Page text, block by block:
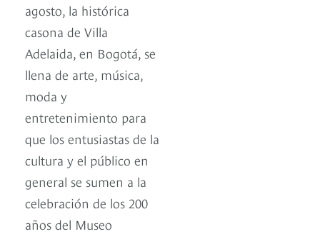
agosto, la histórica
casona de Villa
Adelaida, en Bogotá, se
llena de arte, música,
moda y
entretenimiento para
que los entusiastas de la
cultura y el público en
general se sumen a la
celebración de los 200
años del Museo